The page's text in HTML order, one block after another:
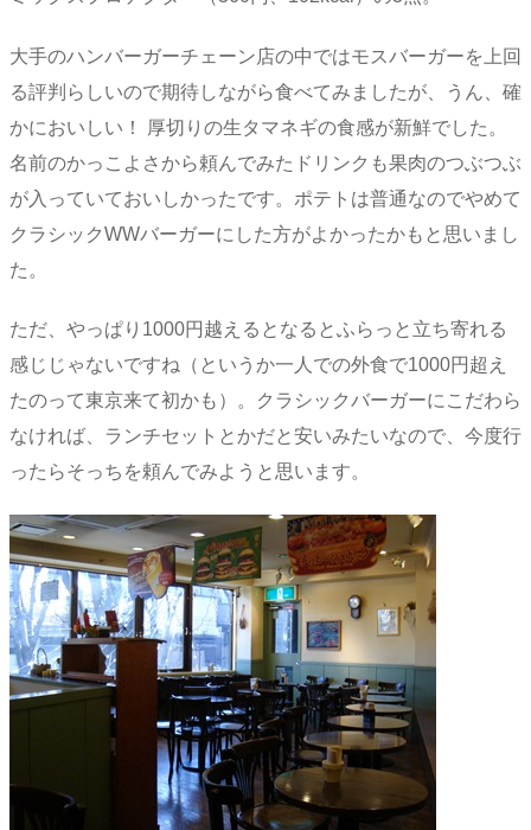
大手のハンバーガーチェーン店の中ではモスバーガーを上回
る評判らしいので期待しながら食べてみましたが、うん、確
かにおいしい！ 厚切りの生タマネギの食感が新鮮でした。
名前のかっこよさから頼んでみたドリンクも果肉のつぶつぶ
が入っていておいしかったです。ポテトは普通なのでやめて
クラシックWWバーガーにした方がよかったかもと思いまし
た。
ただ、やっぱり1000円越えるとなるとふらっと立ち寄れる
感じじゃないですね（というか一人での外食で1000円超え
たのって東京来て初かも）。クラシックバーガーにこだわら
なければ、ランチセットとかだと安いみたいなので、今度行
ったらそっちを頼んでみようと思います。